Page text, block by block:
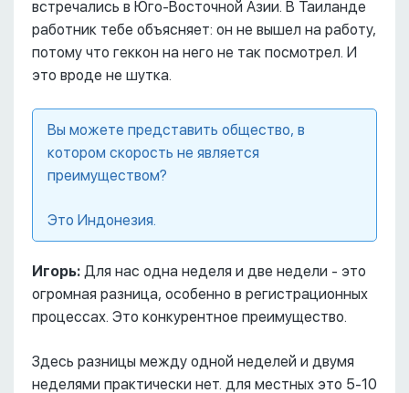
встречались в Юго-Восточной Азии. В Таиланде
работник тебе объясняет: он не вышел на работу,
потому что геккон на него не так посмотрел. И
это вроде не шутка.
Вы можете представить общество, в
котором скорость не является
преимуществом?
Это Индонезия.
Игорь: Для нас одна неделя и две недели - это
огромная разница, особенно в регистрационных
процессах. Это конкурентное преимущество.
Здесь разницы между одной неделей и двумя
неделями практически нет. для местных это 5-10